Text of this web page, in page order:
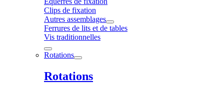
Clips de fixation
Autres assemblages
Ferrures de lits et de tables
Vis traditionnelles
Rotations
Rotations